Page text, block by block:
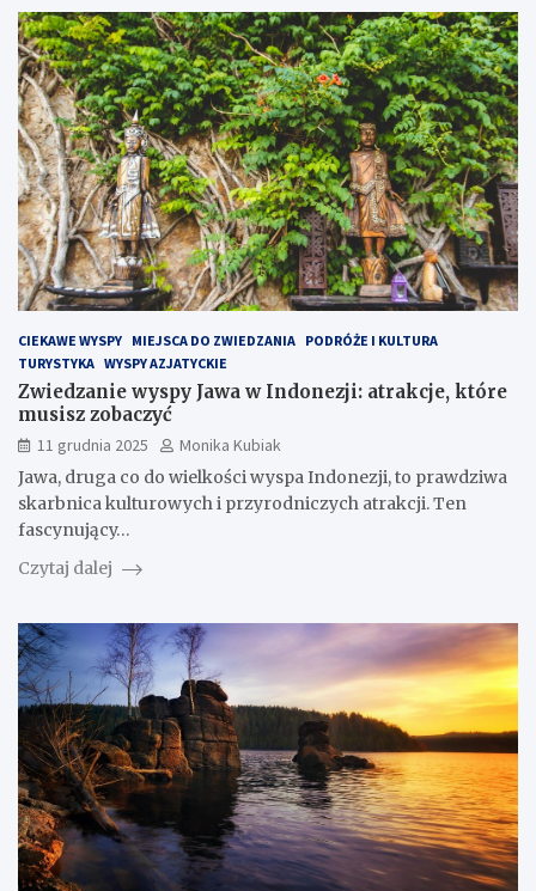
CIEKAWE WYSPY MIEJSCA DO ZWIEDZANIA PODRÓŻE I KULTURA
TURYSTYKA WYSPY AZJATYCKIE
Zwiedzanie wyspy Jawa w Indonezji: atrakcje, które
musisz zobaczyć
11 grudnia 2025
Monika Kubiak
Jawa, druga co do wielkości wyspa Indonezji, to prawdziwa
skarbnica kulturowych i przyrodniczych atrakcji. Ten
fascynujący…
Czytaj dalej